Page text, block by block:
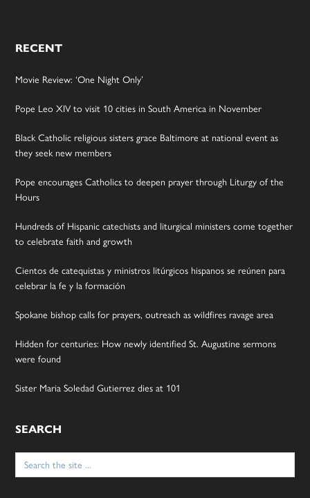
RECENT
Movie Review: ‘One Night Only’
Pope Leo XIV to visit 10 cities in South America in November
Black Catholic religious sisters grace Baltimore at national event as
they seek new members
Pope encourages Catholics to deepen prayer through Liturgy of the
Hours
Hundreds of Hispanic catechists and liturgical ministers come together
to celebrate faith and growth
Cientos de catequistas y ministros litúrgicos hispanos se reúnen para
celebrar la fe y la formación
Spokane bishop calls for prayers, outreach as wildfires ravage area
Hidden for centuries: How newly identified St. Augustine sermons
were found
Sister Maria Soledad Gutierrez dies at 101
SEARCH
Search
for: